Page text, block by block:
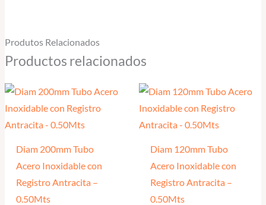
Produtos Relacionados
Productos relacionados
Diam 200mm Tubo
Acero Inoxidable con
Registro Antracita –
0.50Mts
Diam 120mm Tubo
Acero Inoxidable con
Registro Antracita –
0.50Mts